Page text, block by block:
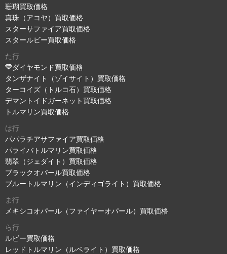
珊瑚買取価格
真珠（アコヤ）買取価格
スターサファイア買取価格
スタールビー買取価格
た行
ダイヤモンド買取価格
タンザナイト（ゾイサイト）買取価格
ターコイズ（トルコ石）買取価格
デマントイドガーネット買取価格
トルマリン買取価格
は行
パパラチアサファイア買取価格
パライバトルマリン買取価格
翡翠（ジェダイト）買取価格
ブラックオパール買取価格
ブルートルマリン（インディゴライト）買取価格
ま行
メキシコオパール（ファイヤーオパール）買取価格
ら行
ルビー買取価格
レッドトルマリン（ルベライト）買取価格